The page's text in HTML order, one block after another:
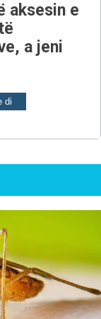
aksesin e
a jeni
di